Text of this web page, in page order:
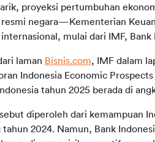
proyeksi pertumbuhan
resmi negara—Kementerian
internasional, mulai dari IMF,
laman Bisnis.com, IMF dalam
Indonesia Economic
tahun 2025 berada di
diperoleh dari kemampuan
tahun 2024. Namun, Bank